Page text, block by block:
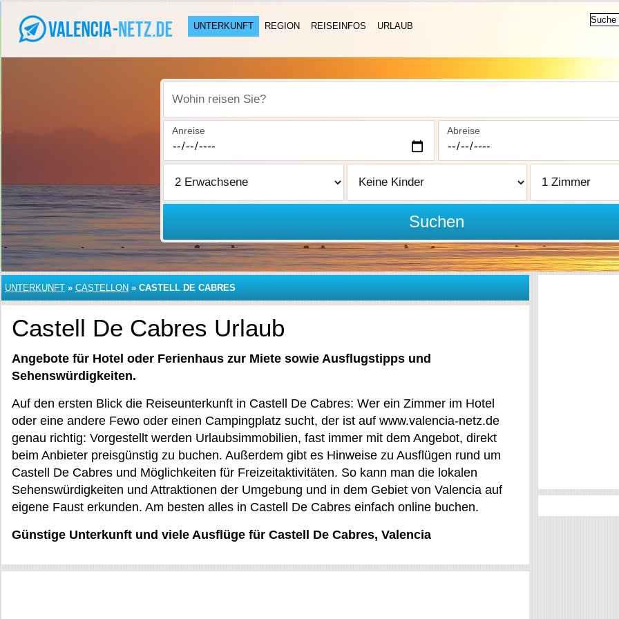
UNTERKUNFT REGION REISEINFOS URLAUB
Wohin reisen Sie?
Anreise Abreise
Suchen
UNTERKUNFT » CASTELLON » CASTELL DE CABRES
Castell De Cabres Urlaub
Angebote für Hotel oder Ferienhaus zur Miete sowie Ausflugstipps und
Sehenswürdigkeiten.
Auf den ersten Blick die Reiseunterkunft in Castell De Cabres: Wer ein Zimmer im Hotel
oder eine andere Fewo oder einen Campingplatz sucht, der ist auf www.valencia-netz.de
genau richtig: Vorgestellt werden Urlaubsimmobilien, fast immer mit dem Angebot, direkt
beim Anbieter preisgünstig zu buchen. Außerdem gibt es Hinweise zu Ausflügen rund um
Castell De Cabres und Möglichkeiten für Freizeitaktivitäten. So kann man die lokalen
Sehenswürdigkeiten und Attraktionen der Umgebung und in dem Gebiet von Valencia auf
eigene Faust erkunden. Am besten alles in Castell De Cabres einfach online buchen.
Günstige Unterkunft und viele Ausflüge für Castell De Cabres, Valencia